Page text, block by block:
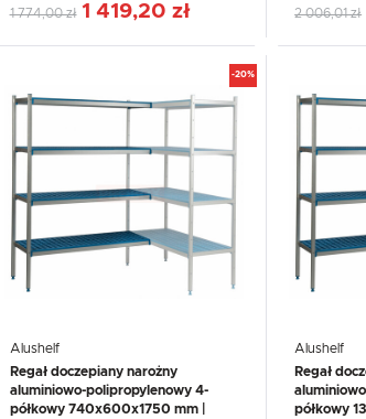
1 774,00 zł 1 419,20 zł 2 006,01 zł
-20%
Alushelf
Regał doczepiany narożny
aluminiowo-polipropylenowy 4-
półkowy 740x600x1750 mm |
Alushelf
Regał
półkowy
USTAWIENIA
wszystkie. W dowolnym momencie
USTAWIENIA